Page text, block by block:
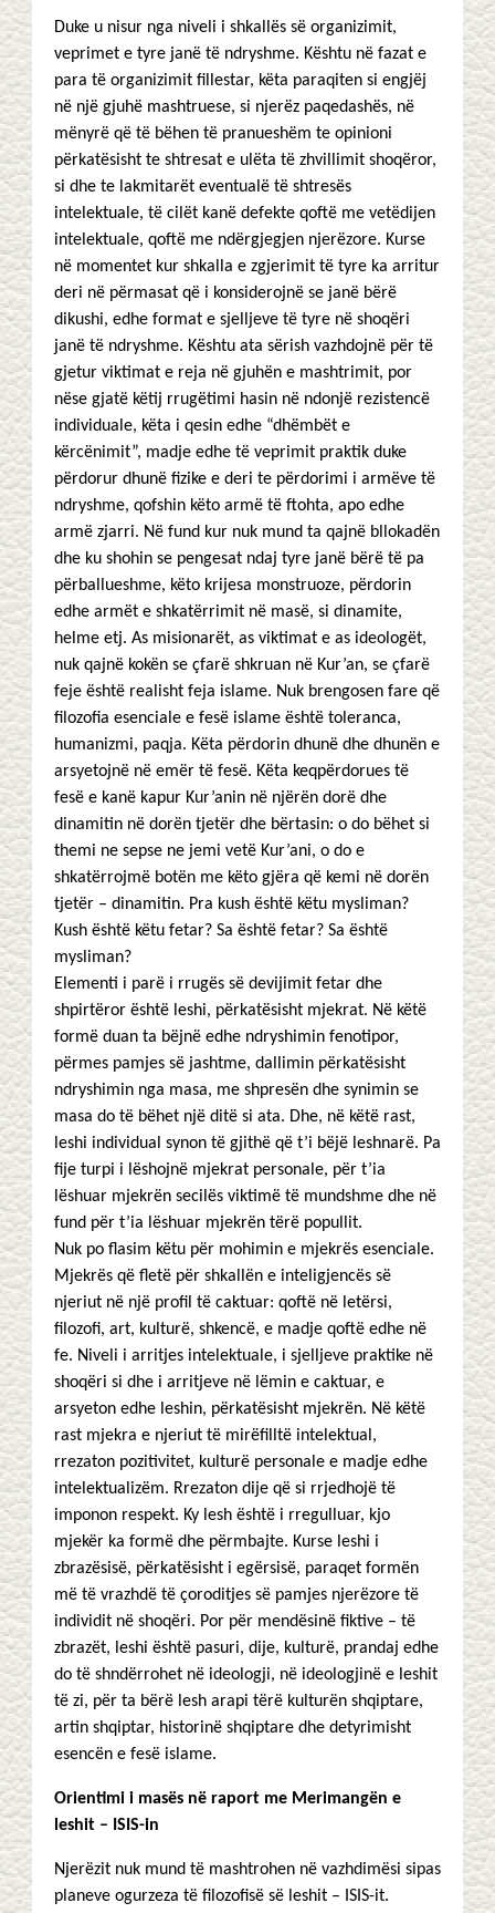
Duke u nisur nga niveli i shkallës së organizimit,
veprimet e tyre janë të ndryshme. Kështu në fazat e
para të organizimit fillestar, këta paraqiten si engjëj
në një gjuhë mashtruese, si njerëz paqedashës, në
mënyrë që të bëhen të pranueshëm te opinioni
përkatësisht te shtresat e ulëta të zhvillimit shoqëror,
si dhe te lakmitarët eventualë të shtresës
intelektuale, të cilët kanë defekte qoftë me vetëdijen
intelektuale, qoftë me ndërgjegjen njerëzore. Kurse
në momentet kur shkalla e zgjerimit të tyre ka arritur
deri në përmasat që i konsiderojnë se janë bërë
dikushi, edhe format e sjelljeve të tyre në shoqëri
janë të ndryshme. Kështu ata sërish vazhdojnë për të
gjetur viktimat e reja në gjuhën e mashtrimit, por
nëse gjatë këtij rrugëtimi hasin në ndonjë rezistencë
individuale, këta i qesin edhe “dhëmbët e
kërcënimit”, madje edhe të veprimit praktik duke
përdorur dhunë fizike e deri te përdorimi i armëve të
ndryshme, qofshin këto armë të ftohta, apo edhe
armë zjarri. Në fund kur nuk mund ta qajnë bllokadën
dhe ku shohin se pengesat ndaj tyre janë bërë të pa
përballueshme, këto krijesa monstruoze, përdorin
edhe armët e shkatërrimit në masë, si dinamite,
helme etj. As misionarët, as viktimat e as ideologët,
nuk qajnë kokën se çfarë shkruan në Kur’an, se çfarë
feje është realisht feja islame. Nuk brengosen fare që
filozofia esenciale e fesë islame është toleranca,
humanizmi, paqja. Këta përdorin dhunë dhe dhunën e
arsyetojnë në emër të fesë. Këta keqpërdorues të
fesë e kanë kapur Kur’anin në njërën dorë dhe
dinamitin në dorën tjetër dhe bërtasin: o do bëhet si
themi ne sepse ne jemi vetë Kur’ani, o do e
shkatërrojmë botën me këto gjëra që kemi në dorën
tjetër – dinamitin. Pra kush është këtu mysliman?
Kush është këtu fetar? Sa është fetar? Sa është
mysliman?
Elementi i parë i rrugës së devijimit fetar dhe
shpirtëror është leshi, përkatësisht mjekrat. Në këtë
formë duan ta bëjnë edhe ndryshimin fenotipor,
përmes pamjes së jashtme, dallimin përkatësisht
ndryshimin nga masa, me shpresën dhe synimin se
masa do të bëhet një ditë si ata. Dhe, në këtë rast,
leshi individual synon të gjithë që t’i bëjë leshnarë. Pa
fije turpi i lëshojnë mjekrat personale, për t’ia
lëshuar mjekrën secilës viktimë të mundshme dhe në
fund për t’ia lëshuar mjekrën tërë popullit.
Nuk po flasim këtu për mohimin e mjekrës esenciale.
Mjekrës që fletë për shkallën e inteligjencës së
njeriut në një profil të caktuar: qoftë në letërsi,
filozofi, art, kulturë, shkencë, e madje qoftë edhe në
fe. Niveli i arritjes intelektuale, i sjelljeve praktike në
shoqëri si dhe i arritjeve në lëmin e caktuar, e
arsyeton edhe leshin, përkatësisht mjekrën. Në këtë
rast mjekra e njeriut të mirëfilltë intelektual,
rrezaton pozitivitet, kulturë personale e madje edhe
intelektualizëm. Rrezaton dije që si rrjedhojë të
imponon respekt. Ky lesh është i rregulluar, kjo
mjekër ka formë dhe përmbajte. Kurse leshi i
zbrazësisë, përkatësisht i egërsisë, paraqet formën
më të vrazhdë të çoroditjes së pamjes njerëzore të
individit në shoqëri. Por për mendësinë fiktive – të
zbrazët, leshi është pasuri, dije, kulturë, prandaj edhe
do të shndërrohet në ideologji, në ideologjinë e leshit
të zi, për ta bërë lesh arapi tërë kulturën shqiptare,
artin shqiptar, historinë shqiptare dhe detyrimisht
esencën e fesë islame.
Orientimi i masës në raport me Merimangën e
leshit – ISIS-in
Njerëzit nuk mund të mashtrohen në vazhdimësi sipas
planeve ogurzeza të filozofisë së leshit – ISIS-it.